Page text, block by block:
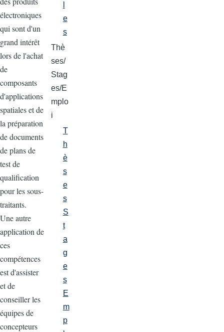
électroniques
qui sont d'un
grand intérêt
lors de l'achat
de
composants
d'applications
spatiales et de
la préparation
de documents
de plans de
test de
qualification
pour les sous-
traitants.
Une autre
application de
ces
compétences
est d'assister
et de
conseiller les
équipes de
concepteurs
e
s
Thè
ses/
Stag
es/E
mplo
i
T
h
è
s
e
s
S
t
a
g
e
s
E
m
p